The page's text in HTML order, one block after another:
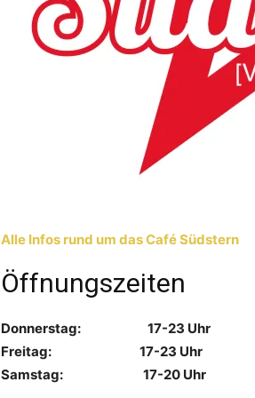
Alle Infos rund um das Café Südstern
Öffnungszeiten
Donnerstag: 17-23 Uhr
Freitag: 17-23 Uhr
Samstag: 17-20 Uhr